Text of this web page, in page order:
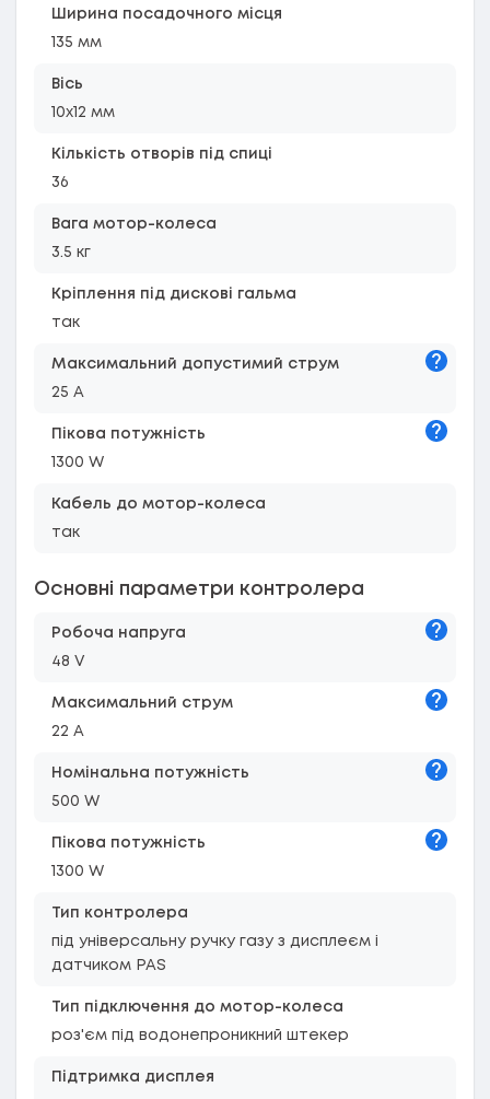
Ширина посадочного місця
135 мм
Вісь
10х12 мм
Кількість отворів під спиці
36
Вага мотор-колеса
3.5 кг
Кріплення під дискові гальма
так
Максимальний допустимий струм
25 A
Пікова потужність
1300 W
Кабель до мотор-колеса
так
Основні параметри контролера
Робоча напруга
48 V
Максимальний струм
22 A
Номінальна потужність
500 W
Пікова потужність
1300 W
Тип контролера
під універсальну ручку газу з дисплеєм і
датчиком PAS
Тип підключення до мотор-колеса
роз'єм під водонепроникний штекер
Підтримка дисплея